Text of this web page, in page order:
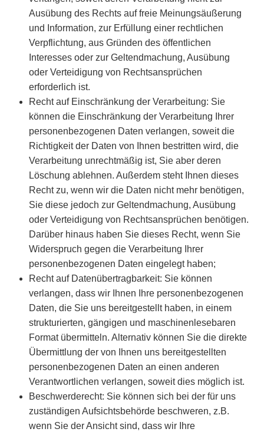
Ausübung des Rechts auf freie Meinungsäußerung
und Information, zur Erfüllung einer rechtlichen
Verpflichtung, aus Gründen des öffentlichen
Interesses oder zur Geltendmachung, Ausübung
oder Verteidigung von Rechtsansprüchen
erforderlich ist.
Recht auf Einschränkung der Verarbeitung: Sie
können die Einschränkung der Verarbeitung Ihrer
personenbezogenen Daten verlangen, soweit die
Richtigkeit der Daten von Ihnen bestritten wird, die
Verarbeitung unrechtmäßig ist, Sie aber deren
Löschung ablehnen. Außerdem steht Ihnen dieses
Recht zu, wenn wir die Daten nicht mehr benötigen,
Sie diese jedoch zur Geltendmachung, Ausübung
oder Verteidigung von Rechtsansprüchen benötigen.
Darüber hinaus haben Sie dieses Recht, wenn Sie
Widerspruch gegen die Verarbeitung Ihrer
personenbezogenen Daten eingelegt haben;
Recht auf Datenübertragbarkeit: Sie können
verlangen, dass wir Ihnen Ihre personenbezogenen
Daten, die Sie uns bereitgestellt haben, in einem
strukturierten, gängigen und maschinenlesebaren
Format übermitteln. Alternativ können Sie die direkte
Übermittlung der von Ihnen uns bereitgestellten
personenbezogenen Daten an einen anderen
Verantwortlichen verlangen, soweit dies möglich ist.
Beschwerderecht: Sie können sich bei der für uns
zuständigen Aufsichtsbehörde beschweren, z.B.
wenn Sie der Ansicht sind, dass wir Ihre